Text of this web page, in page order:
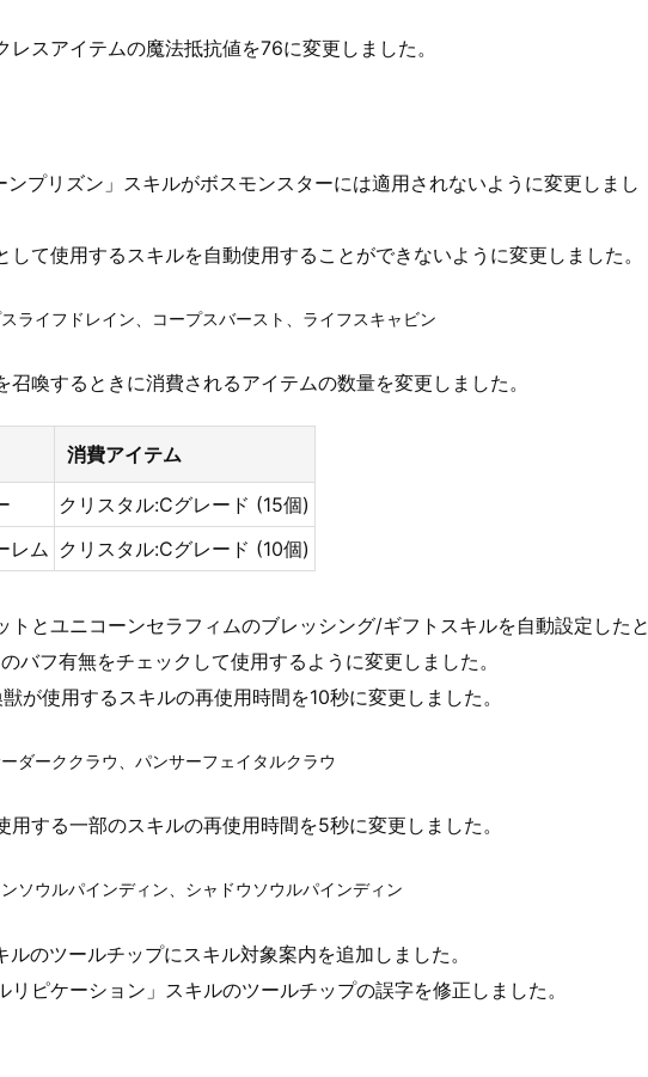
スアイテムの魔法抵抗値を76に変更しました。
ンプリズン」スキルがボスモンスターには適用されないように変更しまし
て使用するスキルを自動使用することができないように変更しました。
ライフドレイン、コープスバースト、ライフスキャビン
喚するときに消費されるアイテムの数量を変更しました。
消費アイテム
クリスタル:Cグレード (15個)
レム クリスタル:Cグレード (10個)
トとユニコーンセラフィムのブレッシング/ギフトスキルを自動設定したと
バフ有無をチェックして使用するように変更しました。
が使用するスキルの再使用時間を10秒に変更しました。
ダーククラウ、パンサーフェイタルクラウ
する一部のスキルの再使用時間を5秒に変更しました。
ソウルパインディン、シャドウソウルパインディン
のツールチップにスキル対象案内を追加しました。
ピケーション」スキルのツールチップの誤字を修正しました。